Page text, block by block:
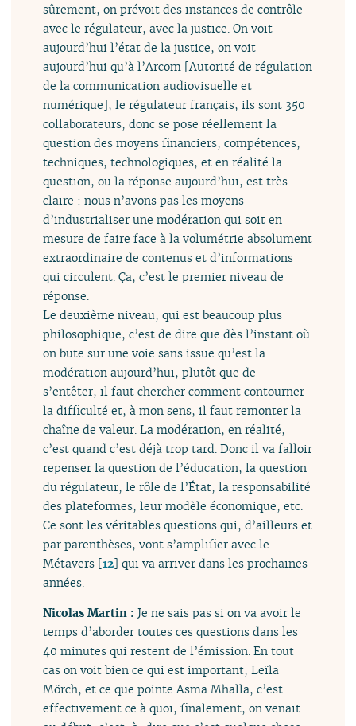
sûrement, on prévoit des instances de contrôle
avec le régulateur, avec la justice. On voit
aujourd’hui l’état de la justice, on voit
aujourd’hui qu’à l’Arcom [Autorité de régulation
de la communication audiovisuelle et
numérique], le régulateur français, ils sont 350
collaborateurs, donc se pose réellement la
question des moyens financiers, compétences,
techniques, technologiques, et en réalité la
question, ou la réponse aujourd’hui, est très
claire : nous n’avons pas les moyens
d’industrialiser une modération qui soit en
mesure de faire face à la volumétrie absolument
extraordinaire de contenus et d’informations
qui circulent. Ça, c’est le premier niveau de
réponse.
Le deuxième niveau, qui est beaucoup plus
philosophique, c’est de dire que dès l’instant où
on bute sur une voie sans issue qu’est la
modération aujourd’hui, plutôt que de
s’entêter, il faut chercher comment contourner
la difficulté et, à mon sens, il faut remonter la
chaîne de valeur. La modération, en réalité,
c’est quand c’est déjà trop tard. Donc il va falloir
repenser la question de l’éducation, la question
du régulateur, le rôle de l’État, la responsabilité
des plateformes, leur modèle économique, etc.
Ce sont les véritables questions qui, d’ailleurs et
par parenthèses, vont s’amplifier avec le
Métavers [12] qui va arriver dans les prochaines
années.
Nicolas Martin :Je ne sais pas si on va avoir le
temps d’aborder toutes ces questions dans les
40 minutes qui restent de l’émission. En tout
cas on voit bien ce qui est important, Leïla
Mörch, et ce que pointe Asma Mhalla, c’est
effectivement ce à quoi, finalement, on venait